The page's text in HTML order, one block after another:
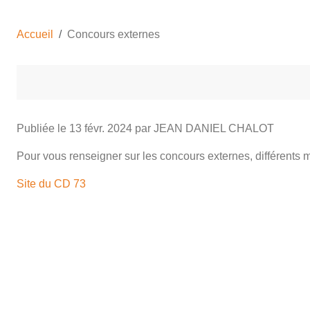
Accueil Concours externes
Publiée le 13 févr. 2024 par JEAN DANIEL CHALOT
Pour vous renseigner sur les concours externes,
Site du CD 73